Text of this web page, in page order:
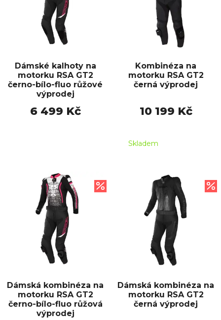
Dámské kalhoty na
motorku RSA GT2
černo-bílo-fluo růžové
výprodej
6 499 Kč
Kombinéza na
motorku RSA GT2
černá výprodej
10 199 Kč
Skladem
Dámská kombinéza na
motorku RSA GT2
černo-bílo-fluo růžová
výprodej
Dámská kombinéza na
motorku RSA GT2
černá výprodej